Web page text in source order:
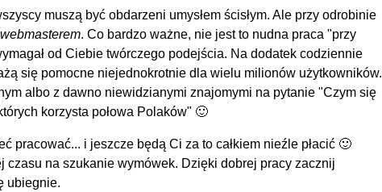
muszą być obdarzeni umysłem ścisłym. Ale przy odrobinie
webmasterem. Co bardzo ważne, nie jest to nudna praca "przy
od Ciebie twórczego podejścia. Na dodatek codziennie
się pomocne niejednokrotnie dla wielu milionów użytkowników.
albo z dawno niewidzianymi znajomymi na pytanie "Czym się
korzysta połowa Polaków" 🙂
pracować... i jeszcze będą Ci za to całkiem nieźle płacić 🙂
na szukanie wymówek. Dzięki dobrej pracy zacznij
ubiegnie.